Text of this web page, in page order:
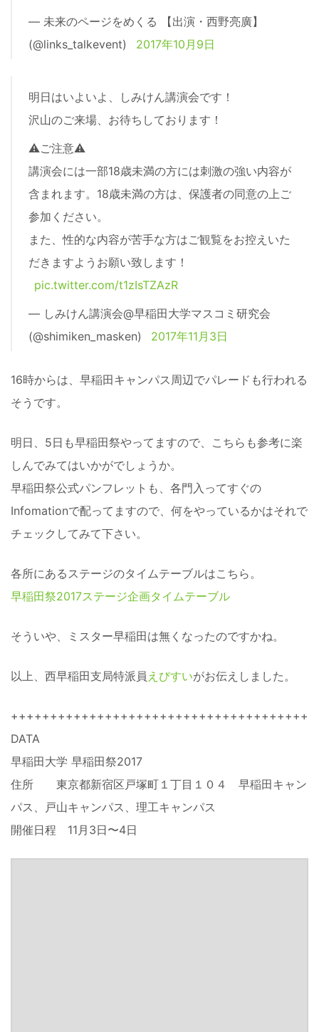
— 未来のページをめくる 【出演・西野亮廣】
(@links_talkevent)
2017年10月9日
明日はいよいよ、しみけん講演会です！
沢山のご来場、お待ちしております！
⚠ご注意⚠
講演会には一部18歳未満の方には刺激の強い内容が
含まれます。18歳未満の方は、保護者の同意の上ご
参加ください。
また、性的な内容が苦手な方はご観覧をお控えいた
だきますようお願い致します！
pic.twitter.com/t1zIsTZAzR
— しみけん講演会@早稲田大学マスコミ研究会
(@shimiken_masken)
2017年11月3日
16時からは、早稲田キャンパス周辺でパレードも行われる
そうです。
明日、5日も早稲田祭やってますので、こちらも参考に楽
しんでみてはいかがでしょうか。
早稲田祭公式パンフレットも、各門入ってすぐの
Infomationで配ってますので、何をやっているかはそれで
チェックしてみて下さい。
各所にあるステージのタイムテーブルはこちら。
早稲田祭2017ステージ企画タイムテーブル
そういや、ミスター早稲田は無くなったのですかね。
以上、西早稲田支局特派員 えびすいがお伝えしました。
DATA
早稲田大学 早稲田祭2017
住所 東京都新宿区戸塚町１丁目１０４ 早稲田キャン
パス、戸山キャンパス、理工キャンパス
開催日程 11月3日〜4日